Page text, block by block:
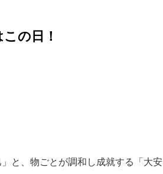
の日！
と、物ごとが調和し成就する「大